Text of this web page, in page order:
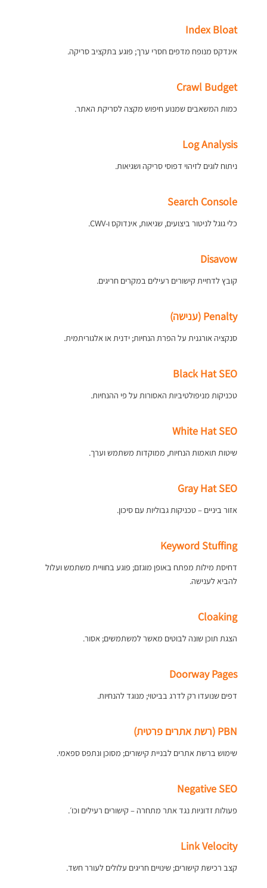
Index Bloat
אינדקס מנופח מדפים חסרי ערך; פוגע בתקציב סריקה.
Crawl Budget
כמות המשאבים שמנוע חיפוש מקצה לסריקת האתר.
Log Analysis
ניתוח לוגים לזיהוי דפוסי סריקה ושגיאות.
Search Console
כלי גוגל לניטור ביצועים, שגיאות, אינדוקס ו-CWV.
Disavow
קובץ לדחיית קישורים רעילים במקרים חריגים.
Penalty (ענישה)
סנקציה אורגנית על הפרת הנחיות; ידנית או אלגוריתמית.
Black Hat SEO
טכניקות מניפולטיביות האסורות על פי ההנחיות.
White Hat SEO
שיטות תואמות הנחיות, ממוקדות משתמש וערך.
Gray Hat SEO
אזור ביניים – טכניקות גבוליות עם סיכון.
Keyword Stuffing
דחיסת מילות מפתח באופן מוגזם; פוגע בחוויית משתמש ועלול
להביא לענישה.
Cloaking
הצגת תוכן שונה לבוטים מאשר למשתמשים; אסור.
Doorway Pages
דפים שנועדו רק לדרג בביטוי; מנוגד להנחיות.
PBN (רשת אתרים פרטית)
שימוש ברשת אתרים לבניית קישורים; מסוכן ונתפס ספאמי.
Negative SEO
פעולות זדוניות נגד אתר מתחרה – קישורים רעילים וכו׳.
Link Velocity
קצב רכישת קישורים; שינויים חריגים עלולים לעורר חשד.